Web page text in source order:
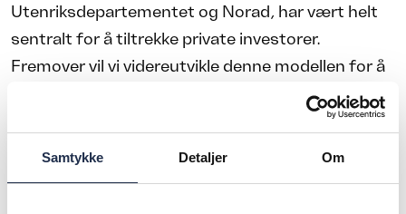
Samtykke Detaljer Om
Utenriksdepartementet og Norad, har vært helt
sentralt for å tiltrekke private investorer.
Fremover vil vi videreutvikle denne modellen for å
hente inn nye investorer og øke skalaen, samtidig
som vi holder fast ved investeringsdisiplinen,
opplyser hun.
Marlene Hormes vil ha sin base ved Abler Nordics